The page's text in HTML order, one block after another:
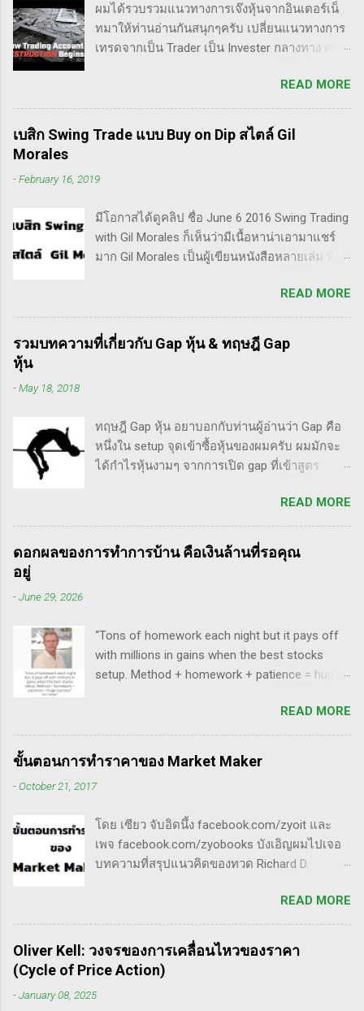
ผมได้รวบรวมแนวทางการเจ๊งหุ้นจากอินเตอร์เน็
ทมาให้ท่านอ่านกันสนุกๆครับ เปลี่ยนแนวทางการ
เทรดจากเป็น Trader เป็น Invester กลางทาง คลิป
เป็น Trader แล้วต่อมาก็เปลี่ยนใจอยากเป็น
Invester ไปซะงั้น เผื่อใครไม่เข้าใจ Trader คือ
ลักษณะการเทรดที่ ไม่ถือยาว ซื้อแล้วขายในระยะ
เวลาหนึ่ง ที่สำคัญความเป็นเทรดเดอร์คือ การ
ราคาร่วงถึง 10% ก็ต้องตัดขาดทุนตามระบบแล้ว
เขามองระยะยาว ไม่สนใจต่อความผันผวนของ
ราคาในระยะสั้น อย่างวอเรน บัฟเฟต์ บอกว่า "คุณ
ไม่ควรอยู่ในตลาดหุ้น นอกเสียจากจะสามารถนั่ง
ตระหนก" ดังนั้น invester นั้น จะไม่ตระหนกเมื่อ
ราคาหุ้นร่วงทำให้เขาต้องขาดทุนไปแค่ 10% เอง
แต่ trader ทนไม่ได้แล้ว ต้องทำอะไรสักอย่าง
แรกซื้อหุ้น เพราะต้องการเล่นแบบเทรดเดิ้ง คือ
ซื้อมาขายไปในกรอบเวลาหนึ...
READ MORE
เบสิก Swing Trade แบบ Buy on Dip สไตล์ Gil
Morales
-February 16, 2019
มีโอกาสได้ดูคลิป ชื่อ June 6 2016 Swing Trading
with Gil Morales ก็เห็นว่ามีเนื้อหาน่าเอามาแชร์
มาก Gil Morales เป็นผู้เขียนหนังสือหลายเล่ม ที่ดัๆ
นานก็คือชื่อ "Trade Like an O'Neil Disciple: How
We Made Over 18,000% in the Stock Market" ที่
เขียนร่วมกับ Dr.Chris Kacher อีกเล่มก็คือ In The
Trading Cockpit with the O'Neil Disciples:
Money Selling Stocks Short อีกด้วย ผมเองก็เคย
แปลงานของแกแบบมั่วๆ หลายเรื่องด้วยกันนะ
อาทิ - Voodoo - ทรงหุ้นซิ่ง ราคาย่อ วอลุ่มหาย -
ผมเป็นแฟนคลับของแกนั่นเองครับ ง่ายๆเลย ที่
ชอบเพราะเราต่างมีอาจารย์ร่วมกันก็คือ ปู่โอนีล,
ทวดลิเวอร์มอร์ และทวด Wyckoff นั่นเอง (คือผม
นี้นะ...
READ MORE
รวมบทความที่เกี่ยวกับ Gap หุ้น & ทฤษฎี Gap
หุ้น
-May 18, 2018
ทฤษฎี Gap หุ้น อยาบอกกับท่านผู้อ่านว่า Gap คือ
หนึ่งใน setup จุดเข้าซื้อหุ้นของผมครับ ผมมักจะ
ได้กำไรหุ้นงามๆ จากการเปิด gap ที่เข้าสูตร
ทำการบ้าน มันส่งสัญญาณซื้อ แบบเปิด gap ผมจะ
ชอบมาก แต่ถึงกระนั้น มันก็ไม่ได้เป๊ะทุกตัวนะ
ครับ มีล้มเหลวเกินครึ่ง เราต้องคอยคัดตัวที่ไม่ดี
ออก เหลือตัวเจ๋งๆ แรงๆ ให้มันวิ่งทำเงินให้เราไป
เมื่อเอามาใช้ร่วมกับวอลุ่ม ในคลิปนี้เธอจัดเต็ม
เรื่องของ gap ซึ่งถือว่าครบเครื่องเอามากๆ ทฤษฎี
gap ที่เกี่ยวข้องกับเวฟ มีดังนี้ Common gap ใน
มือที่หวงของ เพราะเขาจะตบขึ้น/ลงเพื่อให้เม่า
คายหุ้นคืน ยิ่งมีเยอะยิ่งน่าสนใจ gap ประเภทนี้มัก
จะมีการลงมาปิดในเวลาอีกไม่นาน เพราะราคายัง
ประเภท double three Breakaway gap เป็นการ
กระโดดข้ามเวฟสอง...
READ MORE
ดอกผลของการทำการบ้าน คือเงินล้านที่รอคุณ
อยู่
-June 29, 2026
“Tons of homework each night but it pays off
with millions in gains when the best stocks
setup. Method + homework + patience = huge
“การทำการบ้านอย่างหนักทุกคืน จะให้ผล
ตอบแทนเป็นผลกำไรมหาศาลเป็นล้านๆ เมื่อรวม
วิธีการที่พิสูจน์ได้ การบ้าน และความอดทนเข้า
เป็นการติดตามข่าวสาร การวิเคราะห์ทางเทคนิค
หรือปัจจัยพื้นฐาน การสแกนหุ้นที่มีศักยภาพเป็นผู้
ชนะในอนาคต การลงรายละเอียดในการวิเคราะห์
จังหวะที่เหมาะสมในการเข้าเทรด . - วิธีการที่
พิสูจน์แล้วว่าทำเงินได้จริงและทำซ้ำได้ตลอด
(Method): การมีระบบหรือกลยุทธ์ที่ชัดเจนในการ
เทรดเป็นสิ่งสำคัญ เพราะจะช่วยให้คุณไม่หลงลืม
READ MORE
ขั้นตอนการทำราคาของ Market Maker
-October 21, 2017
โดย เซียว จับอิดนึ้ง facebook.com/zyoit และ
เพจ facebook.com/zyobooks บังเอิญผมไปเจอ
บทความที่สรุปแนวคิดของทวด Richard D.
เอง, ก็เลยอดตื่นใจไม่ได้กับข้อมูลที่เขาเขียนถึง "
How Manipulators Operate " ซึีงผมตีความว่ามัน
น่าเป็น " ขั้นตอนการทำราคาของ Market Maker "
พอได้สแกนคร่าวๆแล้วก็รู้สึกว่าน่าสนใจ เลย
พยายามแปลให้ตัวเองรู้เรื่อง แม้ว่าภาษาของแกจะ
อยู่ในระดับที่ตัวผมเองเข้าถึงยากมาก แต่ก็ด้วย
READ MORE
Oliver Kell: วงจรของการเคลื่อนไหวของราคา
(Cycle of Price Action)
-January 08, 2025